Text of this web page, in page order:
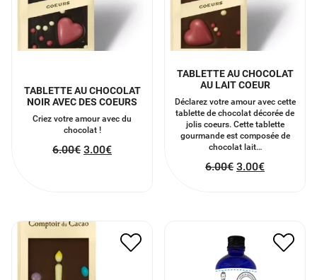
TABLETTE AU CHOCOLAT
NOIR AVEC DES COEURS
Criez votre amour avec du
chocolat !
6.00€ 3.00€
TABLETTE AU CHOCOLAT
AU LAIT COEUR
Déclarez votre amour avec cette
tablette de chocolat décorée de
jolis coeurs. Cette tablette
gourmande est composée de
chocolat lait…
6.00€ 3.00€
ANNIVERSAIRE
6.00€ 3.00
17.00€ 8.50